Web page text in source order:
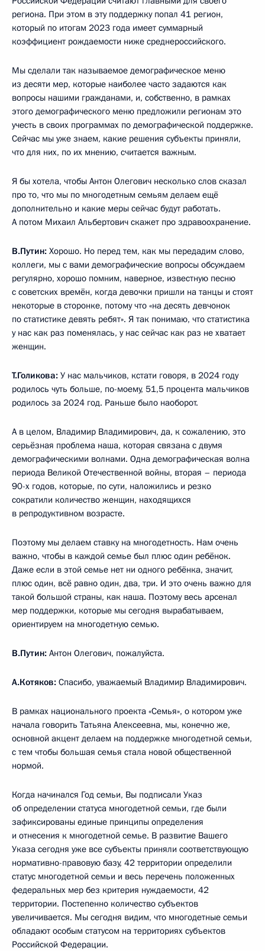
региона. При этом в эту поддержку попал 41 регион,
который по итогам 2023 года имеет суммарный
коэффициент рождаемости ниже среднероссийского.
Мы сделали так называемое демографическое меню
из десяти мер, которые наиболее часто задаются как
вопросы нашими гражданами, и, собственно, в рамках
этого демографического меню предложили регионам это
учесть в своих программах по демографической поддержке.
Сейчас мы уже знаем, какие решения субъекты приняли,
что для них, по их мнению, считается важным.
Я бы хотела, чтобы Антон Олегович несколько слов сказал
про то, что мы по многодетным семьям делаем ещё
дополнительно и какие меры сейчас будут работать.
А потом Михаил Альбертович скажет про здравоохранение.
В.Путин: Хорошо. Но перед тем, как мы передадим слово,
коллеги, мы с вами демографические вопросы обсуждаем
регулярно, хорошо помним, наверное, известную песню
с советских времён, когда девочки пришли на танцы и стоят
некоторые в сторонке, потому что «на десять девчонок
по статистике девять ребят». Я так понимаю, что статистика
у нас как раз поменялась, у нас сейчас как раз не хватает
женщин.
Т.Голикова: У нас мальчиков, кстати говоря, в 2024 году
родилось чуть больше, по-моему, 51,5 процента мальчиков
родилось за 2024 год. Раньше было наоборот.
А в целом, Владимир Владимирович, да, к сожалению, это
серьёзная проблема наша, которая связана с двумя
демографическими волнами. Одна демографическая волна
периода Великой Отечественной войны, вторая – периода
90-х годов, которые, по сути, наложились и резко
сократили количество женщин, находящихся
в репродуктивном возрасте.
Поэтому мы делаем ставку на многодетность. Нам очень
важно, чтобы в каждой семье был плюс один ребёнок.
Даже если в этой семье нет ни одного ребёнка, значит,
плюс один, всё равно один, два, три. И это очень важно для
такой большой страны, как наша. Поэтому весь арсенал
мер поддержки, которые мы сегодня вырабатываем,
ориентируем на многодетную семью.
В.Путин: Антон Олегович, пожалуйста.
А.Котяков: Спасибо, уважаемый Владимир Владимирович.
В рамках национального проекта «Семья», о котором уже
начала говорить Татьяна Алексеевна, мы, конечно же,
основной акцент делаем на поддержке многодетной семьи,
с тем чтобы большая семья стала новой общественной
нормой.
Когда начинался Год семьи, Вы подписали Указ
об определении статуса многодетной семьи, где были
зафиксированы единые принципы определения
и отнесения к многодетной семье. В развитие Вашего
Указа сегодня уже все субъекты приняли соответствующую
нормативно-правовую базу, 42 территории определили
статус многодетной семьи и весь перечень положенных
федеральных мер без критерия нуждаемости, 42
территории. Постепенно количество субъектов
увеличивается. Мы сегодня видим, что многодетные семьи
обладают особым статусом на территориях субъектов
Российской Федерации.